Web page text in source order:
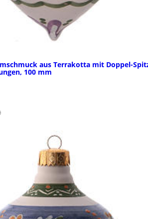
aus Terrakotta mit Doppel-
100 mm